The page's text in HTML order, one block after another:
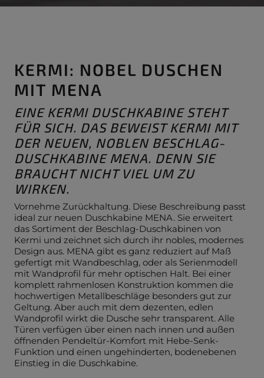
KERMI: NOBEL DUSCHEN
MIT MENA
EINE KERMI DUSCHKABINE STEHT
FÜR SICH. DAS BEWEIST KERMI MIT
DER NEUEN, NOBLEN BESCHLAG-
DUSCHKABINE MENA. DENN SIE
BRAUCHT NICHT VIEL UM ZU
WIRKEN.
Vornehme Zurückhaltung. Diese Beschreibung passt
ideal zur neuen Duschkabine MENA. Sie erweitert
das Sortiment der Beschlag-Duschkabinen von
Kermi und zeichnet sich durch ihr nobles, modernes
Design aus. MENA gibt es ganz reduziert auf Maß
gefertigt mit Wandbeschlag, oder als Serienmodell
mit Wandprofil für mehr optischen Halt. Bei einer
komplett rahmenlosen Konstruktion kommen die
hochwertigen Metallbeschläge besonders gut zur
Geltung. Aber auch mit dem dezenten, edlen
Wandprofil wirkt die Dusche sehr transparent. Alle
Türen verfügen über einen nach innen und außen
öffnenden Pendeltür-Komfort mit Hebe-Senk-
Funktion und einen ungehinderten, bodenebenen
Einstieg in die Duschkabine.